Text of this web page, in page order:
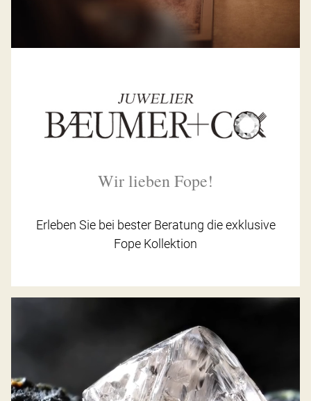
Wir lieben Fope!
Erleben Sie bei bester Beratung die exklusive
Fope Kollektion